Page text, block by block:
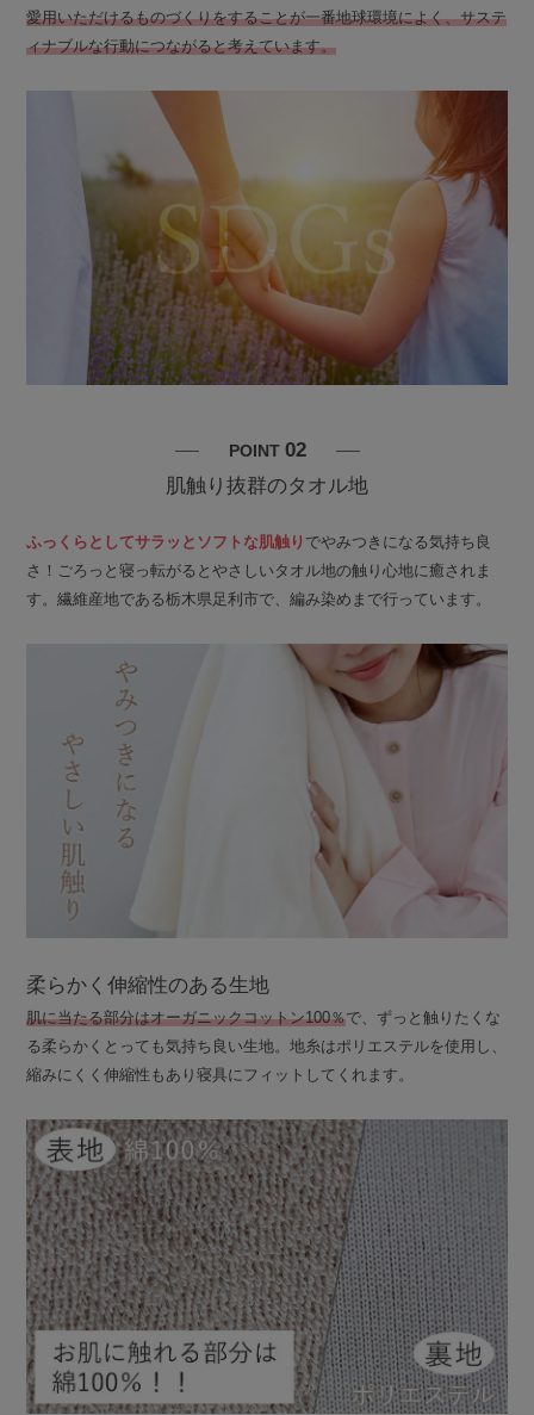
愛用いただけるものづくりをすることが一番地球環境によく、サステ
ィナブルな行動につながると考えています。
POINT 02
肌触り抜群のタオル地
ふっくらとしてサラッとソフトな肌触り でやみつきになる気持ち良
さ！ごろっと寝っ転がるとやさしいタオル地の触り心地に癒されま
す。繊維産地である栃木県足利市で、編み染めまで行っています。
柔らかく伸縮性のある生地
肌に当たる部分はオーガニックコットン100％で、ずっと触りたくな
る柔らかくとっても気持ち良い生地。地糸はポリエステルを使用し、
縮みにくく伸縮性もあり寝具にフィットしてくれます。